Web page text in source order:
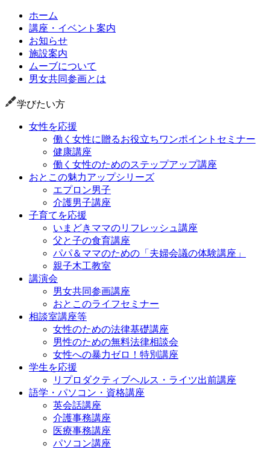
ホーム
講座・イベント案内
お知らせ
施設案内
ムーブについて
男女共同参画とは
学びたい方
女性を応援
働く女性に贈るお役立ちワンポイントセミナー
健康講座
働く女性のためのステップアップ講座
おとこの魅力アップシリーズ
エプロン男子
介護男子講座
子育てを応援
いまどきママのリフレッシュ講座
父と子の食育講座
パパ＆ママのための「夫婦会議の体験講座」
親子木工教室
講演会
男女共同参画講座
おとこのライフセミナー
相談室講座等
女性のための法律基礎講座
男性のための無料法律相談会
女性への暴力ゼロ！特別講座
学生を応援
リプロダクティブヘルス・ライツ出前講座
語学・パソコン・資格講座
英会話講座
介護事務講座
医療事務講座
パソコン講座